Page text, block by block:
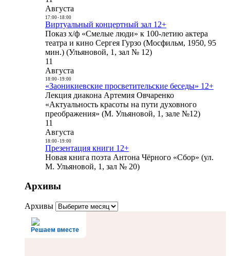
Августа
17:00- 18:00
Виртуальный концертный зал 12+
Показ х/ф «Смелые люди» к 100-летию актера
театра и кино Сергея Гурзо (Мосфильм, 1950, 95
мин.) (Ульяновой, 1, зал № 12)
11
Августа
18:00- 19:00
«Заоникиевские просветительские беседы» 12+
Лекция диакона Артемия Овчаренко
«Актуальность красоты на пути духовного
преображения» (М. Ульяновой, 1, зале №12)
11
Августа
18:00- 19:00
Презентация книги 12+
Новая книга поэта Антона Чёрного «Сбор» (ул.
М. Ульяновой, 1, зал № 20)
Архивы
Архивы
Решаем вместе